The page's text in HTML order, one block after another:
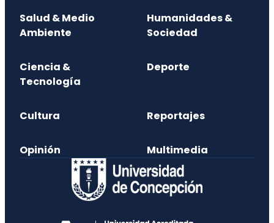
Salud & Medio
Ambiente
Humanidades &
Sociedad
Ciencia &
Tecnología
Deporte
Cultura Reportajes
Opinión Multimedia